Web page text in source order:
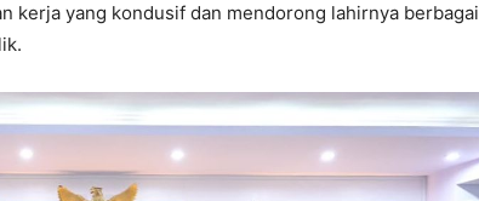
kerja yang kondusif dan mendorong lahirnya berbagai